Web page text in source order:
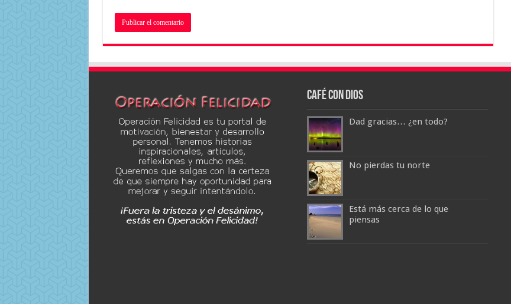
Café con Dios
Dad gracias… ¿en todo?
No pierdas tu norte
Está más cerca de lo que
piensas